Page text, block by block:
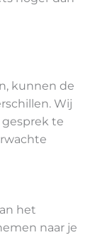
kunnen de
Wij
te
het
naar je